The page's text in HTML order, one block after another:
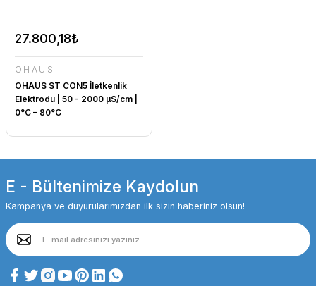
27.800,18₺
OHAUS
OHAUS ST CON5 İletkenlik
Elektrodu | 50 - 2000 µS/cm |
0°C – 80°C
E - Bültenimize Kaydolun
Kampanya ve duyurularımızdan ilk sizin haberiniz olsun!